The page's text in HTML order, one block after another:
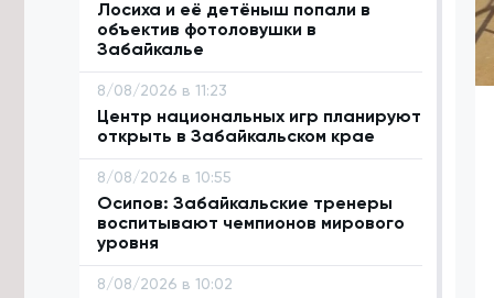
Лосиха и её детёныш попали в
объектив фотоловушки в
Забайкалье
8/08/2026 в 11:23
Центр национальных игр планируют
открыть в Забайкальском крае
8/08/2026 в 10:55
Осипов: Забайкальские тренеры
воспитывают чемпионов мирового
уровня
8/08/2026 в 10:02